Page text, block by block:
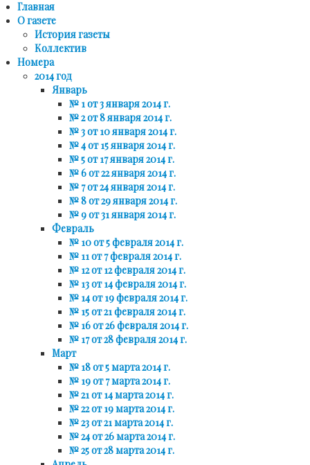
Главная
О газете
История газеты
Коллектив
Номера
2014 год
Январь
№ 1 от 3 января 2014 г.
№ 2 от 8 января 2014 г.
№ 3 от 10 января 2014 г.
№ 4 от 15 января 2014 г.
№ 5 от 17 января 2014 г.
№ 6 от 22 января 2014 г.
№ 7 от 24 января 2014 г.
№ 8 от 29 января 2014 г.
№ 9 от 31 января 2014 г.
Февраль
№ 10 от 5 февраля 2014 г.
№ 11 от 7 февраля 2014 г.
№ 12 от 12 февраля 2014 г.
№ 13 от 14 февраля 2014 г.
№ 14 от 19 февраля 2014 г.
№ 15 от 21 февраля 2014 г.
№ 16 от 26 февраля 2014 г.
№ 17 от 28 февраля 2014 г.
Март
№ 18 от 5 марта 2014 г.
№ 19 от 7 марта 2014 г.
№ 21 от 14 марта 2014 г.
№ 22 от 19 марта 2014 г.
№ 23 от 21 марта 2014 г.
№ 24 от 26 марта 2014 г.
№ 25 от 28 марта 2014 г.